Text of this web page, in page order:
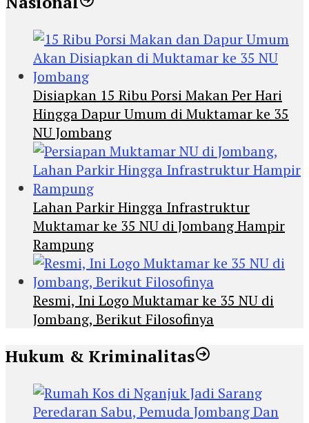
Disiapkan 15 Ribu Porsi Makan Per Hari
Hingga Dapur Umum di Muktamar ke 35
NU Jombang
Lahan Parkir Hingga Infrastruktur
Muktamar ke 35 NU di Jombang Hampir
Rampung
Resmi, Ini Logo Muktamar ke 35 NU di
Jombang, Berikut Filosofinya
Hukum & Kriminalitas